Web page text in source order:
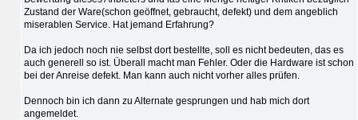
Zustand der Ware(schon geöffnet, gebraucht, defekt) und dem angeblich
miserablen Service. Hat jemand Erfahrung?
Da ich jedoch noch nie selbst dort bestellte, soll es nicht bedeuten, das es
auch generell so ist. Überall macht man Fehler. Oder die Hardware ist schon
bei der Anreise defekt. Man kann auch nicht vorher alles prüfen.
Dennoch bin ich dann zu Alternate gesprungen und hab mich dort
angemeldet.